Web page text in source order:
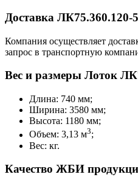
Доставка ЛК75.360.120-5
Компания осуществляет
запрос в транспортную
Вес и размеры Лоток
Длина: 740 мм;
Ширина: 3580 мм;
Высота: 1180 мм;
Объем: 3,13 м3;
Вес: кг.
Качество ЖБИ